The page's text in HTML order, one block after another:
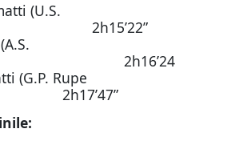
(U.S.
2h15’22”
2h16’24
(G.P. Rupe